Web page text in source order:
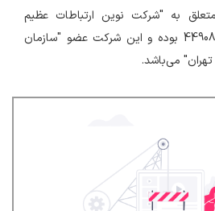
ضمناً امتیاز برند اتو24 متعلق به "شرکت نوین ارتباطات عظیم
ایرانیان" به شماره ثبت 449087 بوده و این شرکت عضو "سازمان
می‌باشد.